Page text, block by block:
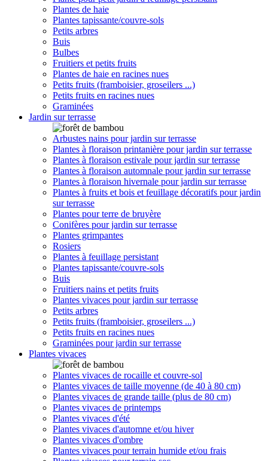
Plantes de haie
Plantes tapissante/couvre-sols
Petits arbres
Buis
Bulbes
Fruitiers et petits fruits
Plantes de haie en racines nues
Petits fruits (framboisier, groseilers ...)
Petits fruits en racines nues
Graminées
Jardin sur terrasse
Arbustes nains pour jardin sur terrasse
Plantes à floraison printanière pour jardin sur terrasse
Plantes à floraison estivale pour jardin sur terrasse
Plantes à floraison automnale pour jardin sur terrasse
Plantes à floraison hivernale pour jardin sur terrasse
Plantes à fruits et bois et feuillage décoratifs pour jardin
sur terrasse
Plantes pour terre de bruyère
Conifères pour jardin sur terrasse
Plantes grimpantes
Rosiers
Plantes à feuillage persistant
Plantes tapissante/couvre-sols
Buis
Fruitiers nains et petits fruits
Plantes vivaces pour jardin sur terrasse
Petits arbres
Petits fruits (framboisier, groseilers ...)
Petits fruits en racines nues
Graminées pour jardin sur terrasse
Plantes vivaces
Plantes vivaces de rocaille et couvre-sol
Plantes vivaces de taille moyenne (de 40 à 80 cm)
Plantes vivaces de grande taille (plus de 80 cm)
Plantes vivaces de printemps
Plantes vivaces d'été
Plantes vivaces d'automne et/ou hiver
Plantes vivaces d'ombre
Plantes vivaces pour terrain humide et/ou frais